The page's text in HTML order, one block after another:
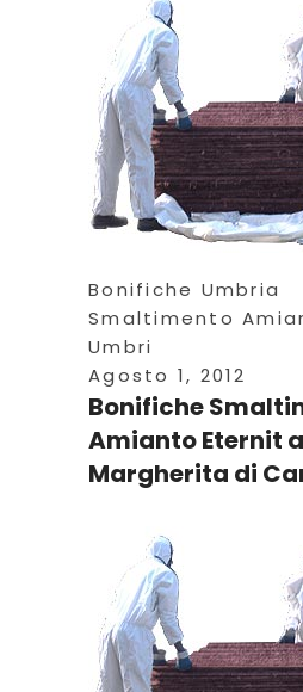
Bonifiche Umbria
Smaltimento
Umbri
Agosto 1, 2012
Bonifiche
Amianto Eternit
Margherita di